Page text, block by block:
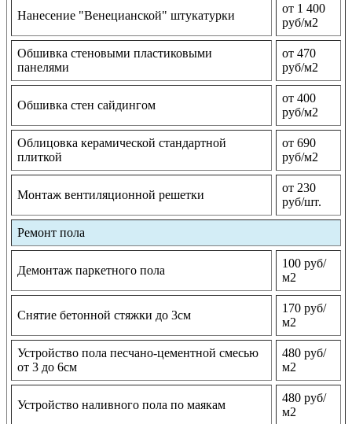
Нанесение "Венецианской" штукатурки
от 1 400
руб/м2
Обшивка стеновыми пластиковыми
панелями
от 470
руб/м2
Обшивка стен сайдингом
от 400
руб/м2
Облицовка керамической стандартной
плиткой
от 690
руб/м2
Монтаж вентиляционной решетки
от 230
руб/шт.
Ремонт пола
Демонтаж паркетного пола
100 руб/
м2
Снятие бетонной стяжки до 3см
170 руб/
м2
Устройство пола песчано-цементной смесью
от 3 до 6см
480 руб/
м2
Устройство наливного пола по маякам
480 руб/
м2